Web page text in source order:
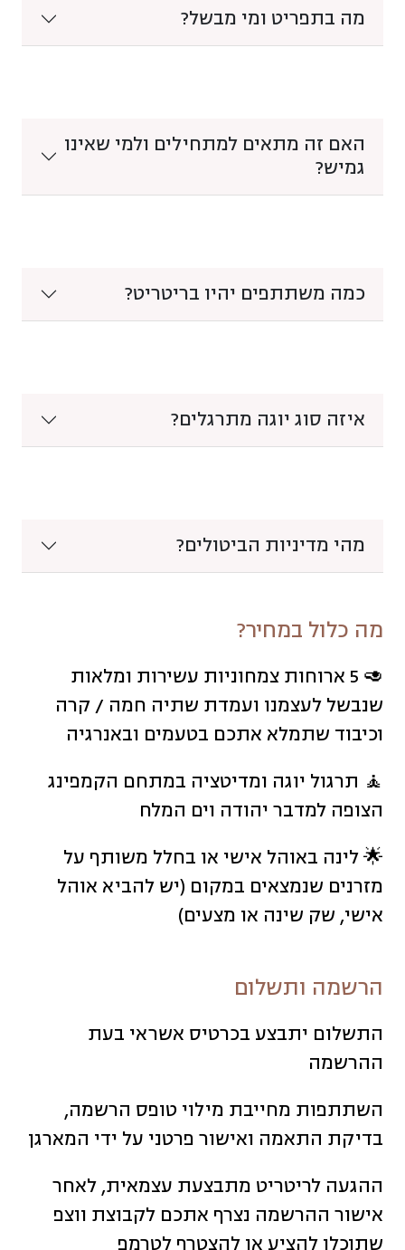
מה בתפריט ומי מבשל?
האם זה מתאים למתחילים ולמי שאינו
גמיש?
כמה משתתפים יהיו בריטריט?
איזה סוג יוגה מתרגלים?
מהי מדיניות הביטולים?
מה כלול במחיר?
🥑 5 ארוחות צמחוניות עשירות ומלאות
שנבשל לעצמנו ועמדת שתיה חמה / קרה
וכיבוד שתמלא אתכם בטעמים ובאנרגיה
🧘 תרגול יוגה ומדיטציה במתחם הקמפינג
הצופה למדבר יהודה וים המלח
🌟 לינה באוהל אישי או בחלל משותף על
מזרנים שנמצאים במקום (יש להביא אוהל
אישי, שק שינה או מצעים)
הרשמה ותשלום
התשלום יתבצע בכרטיס אשראי בעת
ההרשמה
השתתפות מחייבת מילוי טופס הרשמה,
בדיקת התאמה ואישור פרטני על ידי המארגן
ההגעה לריטריט מתבצעת עצמאית, לאחר
אישור ההרשמה נצרף אתכם לקבוצת ווצפ
שתוכלו להציע או להצטרף לטרמפ